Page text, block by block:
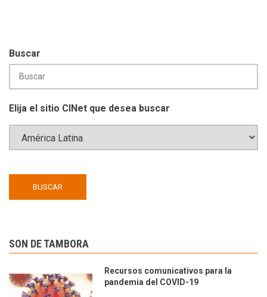
Buscar
Elija el sitio CINet que desea buscar
SON DE TAMBORA
Recursos comunicativos para la
pandemia del COVID-19